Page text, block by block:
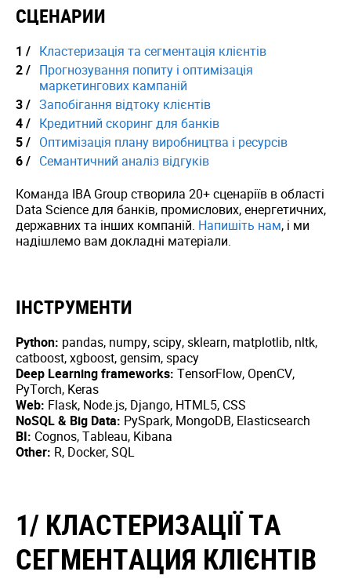
СЦЕНАРИИ
Кластеризація та сегментація клієнтів
Прогнозування попиту і оптимізація
маркетингових кампаній
Запобігання відтоку клієнтів
Кредитний скоринг для банків
Оптимізація плану виробництва і ресурсів
Семантичний аналіз відгуків
Команда IBA Group створила 20+ сценаріїв в області
Data Science для банків, промислових, енергетичних,
державних та інших компаній. Напишіть нам, і ми
надішлемо вам докладні матеріали.
ІНСТРУМЕНТИ
Python: pandas, numpy, scipy, sklearn, matplotlib, nltk,
catboost, xgboost, gensim, spacy
Deep Learning frameworks: TensorFlow, OpenCV,
PyTorch, Keras
Web: Flask, Node.js, Django, HTML5, CSS
NoSQL & Big Data: PySpark, MongoDB, Elasticsearch
BI: Cognos, Tableau, Kibana
Other: R, Docker, SQL
1/ КЛАСТЕРИЗАЦІЇ ТА
СЕГМЕНТАЦИЯ КЛІЄНТІВ